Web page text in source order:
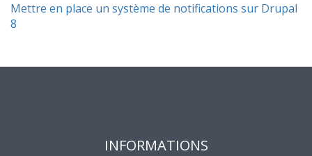
Mettre en place un système de notifications sur Drupal
8
INFORMATIONS